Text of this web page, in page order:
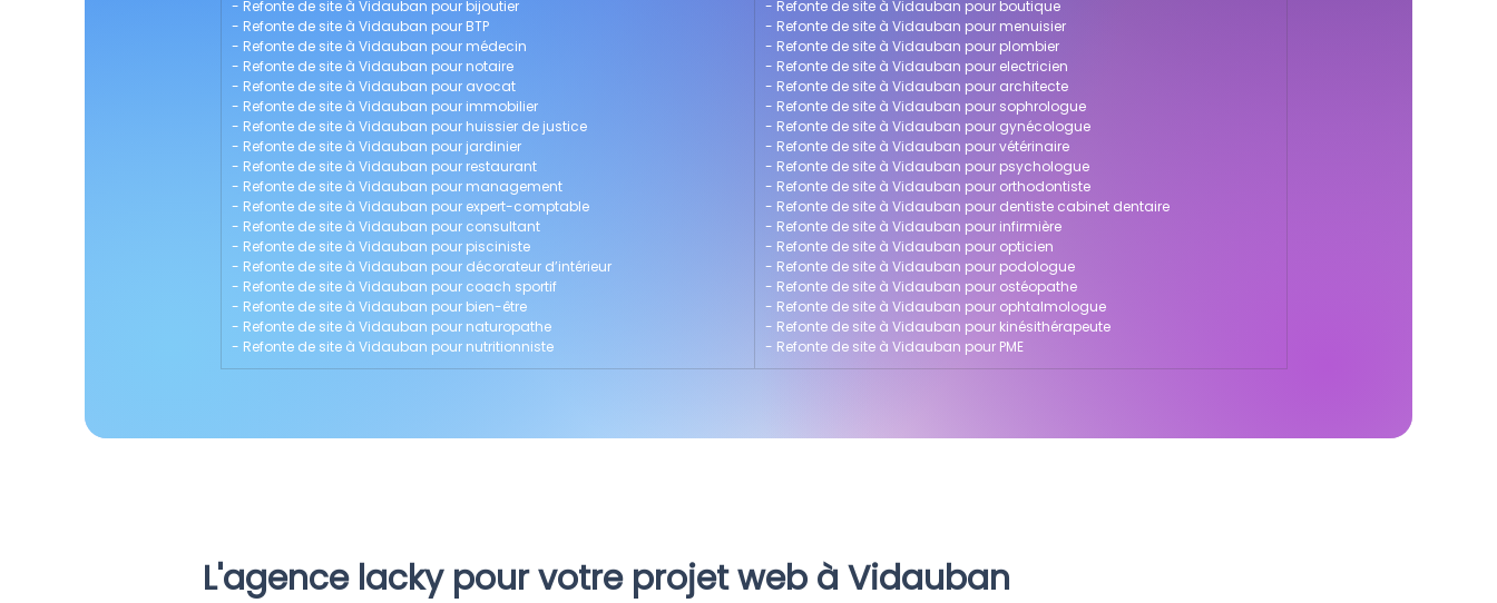
- Refonte de site à Vidauban pour bijoutier
- Refonte de site à Vidauban pour BTP
- Refonte de site à Vidauban pour médecin
- Refonte de site à Vidauban pour notaire
- Refonte de site à Vidauban pour avocat
- Refonte de site à Vidauban pour immobilier
- Refonte de site à Vidauban pour huissier de justice
- Refonte de site à Vidauban pour jardinier
- Refonte de site à Vidauban pour restaurant
- Refonte de site à Vidauban pour management
- Refonte de site à Vidauban pour expert-comptable
- Refonte de site à Vidauban pour consultant
- Refonte de site à Vidauban pour pisciniste
- Refonte de site à Vidauban pour décorateur d’intérieur
- Refonte de site à Vidauban pour coach sportif
- Refonte de site à Vidauban pour bien-être
- Refonte de site à Vidauban pour naturopathe
- Refonte de site à Vidauban pour nutritionniste
- Refonte de site à Vidauban pour boutique
- Refonte de site à Vidauban pour menuisier
- Refonte de site à Vidauban pour plombier
- Refonte de site à Vidauban pour electricien
- Refonte de site à Vidauban pour architecte
- Refonte de site à Vidauban pour sophrologue
- Refonte de site à Vidauban pour gynécologue
- Refonte de site à Vidauban pour vétérinaire
- Refonte de site à Vidauban pour psychologue
- Refonte de site à Vidauban pour orthodontiste
- Refonte de site à Vidauban pour dentiste cabinet dentaire
- Refonte de site à Vidauban pour infirmière
- Refonte de site à Vidauban pour opticien
- Refonte de site à Vidauban pour podologue
- Refonte de site à Vidauban pour ostéopathe
- Refonte de site à Vidauban pour ophtalmologue
- Refonte de site à Vidauban pour kinésithérapeute
- Refonte de site à Vidauban pour PME
L'agence lacky pour votre projet web à Vidauban